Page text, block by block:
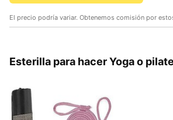
El precio podría variar. Obtenemos comisión por
Esterilla para hacer Yoga o